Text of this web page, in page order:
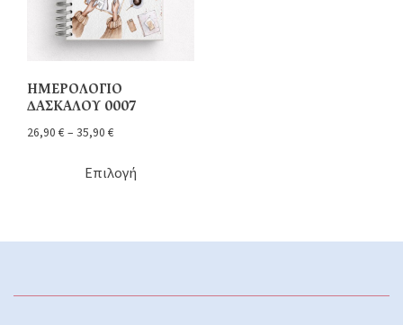
ΗΜΕΡΟΛΟΓΙΟ
ΔΑΣΚΑΛΟΥ 0007
26,90 € – 35,90 €
Επιλογή